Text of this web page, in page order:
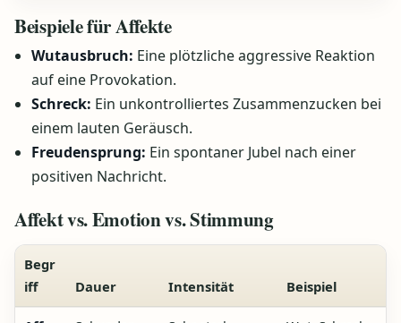
Beispiele für Affekte
Wutausbruch: Eine plötzliche aggressive Reaktion
auf eine Provokation.
Schreck: Ein unkontrolliertes Zusammenzucken bei
einem lauten Geräusch.
Freudensprung: Ein spontaner Jubel nach einer
positiven Nachricht.
Affekt vs. Emotion vs. Stimmung
Begr
iff
Dauer Intensität Beispiel